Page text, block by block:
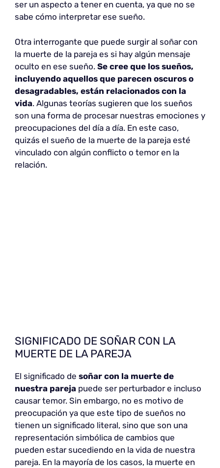
ser un aspecto a tener en cuenta, ya que no se
sabe cómo interpretar ese sueño.
Otra interrogante que puede surgir al soñar con
la muerte de la pareja es si hay algún mensaje
oculto en ese sueño. Se cree que los sueños,
incluyendo aquellos que parecen oscuros o
desagradables, están relacionados con la
vida. Algunas teorías sugieren que los sueños
son una forma de procesar nuestras emociones y
preocupaciones del día a día. En este caso,
quizás el sueño de la muerte de la pareja esté
vinculado con algún conflicto o temor en la
relación.
SIGNIFICADO DE SOÑAR CON LA
MUERTE DE LA PAREJA
El significado de soñar con la muerte de
nuestra pareja puede ser perturbador e incluso
causar temor. Sin embargo, no es motivo de
preocupación ya que este tipo de sueños no
tienen un significado literal, sino que son una
representación simbólica de cambios que
pueden estar sucediendo en la vida de nuestra
pareja. En la mayoría de los casos, la muerte en